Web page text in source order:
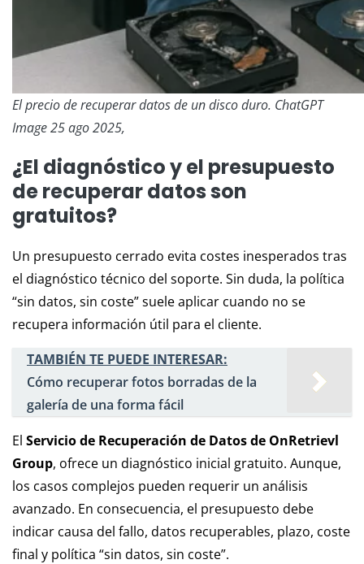
El precio de recuperar datos de un disco duro. ChatGPT
Image 25 ago 2025,
¿El diagnóstico y el presupuesto
de recuperar datos son
gratuitos?
Un presupuesto cerrado evita costes inesperados tras
el diagnóstico técnico del soporte. Sin duda, la política
“sin datos, sin coste” suele aplicar cuando no se
recupera información útil para el cliente.
TAMBIÉN TE PUEDE INTERESAR:
Cómo recuperar fotos borradas de la
galería de una forma fácil
El Servicio de Recuperación de Datos de OnRetrievl
Group, ofrece un diagnóstico inicial gratuito. Aunque,
los casos complejos pueden requerir un análisis
avanzado. En consecuencia, el presupuesto debe
indicar causa del fallo, datos recuperables, plazo, coste
final y política “sin datos, sin coste”.